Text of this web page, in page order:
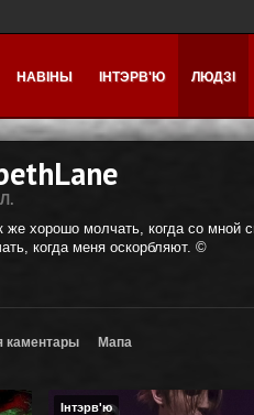
НАВІНЫ ІНТЭРВ'Ю ЛЮДЗІ
же хорошо молчать, когда со мной
когда меня оскорбляют. ©
каментары Мапа
Інтэрв'ю